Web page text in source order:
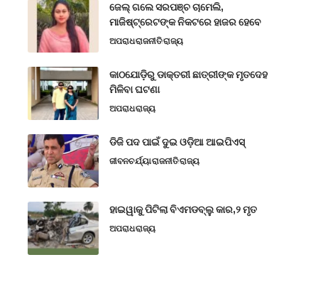
ଜେଲ୍ ଗଲେ ସରପଞ୍ଚ ଚାମେଲି,
ମାଜିଷ୍ଟ୍ରେଟଙ୍କ ନିକଟରେ ହାଜର ହେବେ
ଅପରାଧରାଜନୀତିରାଜ୍ୟ
କାଠଯୋଡ଼ିରୁ ଡାକ୍ତରୀ ଛାତ୍ରୀଙ୍କ ମୃତଦେହ
ମିଳିବା ଘଟଣା
ଅପରାଧରାଜ୍ୟ
ଡିଜି ପଦ ପାଇଁ ଦୁଇ ଓଡ଼ିଆ ଆଇପିଏସ୍
ଜୀବନଚର୍ଯ୍ୟାରାଜନୀତିରାଜ୍ୟ
ହାଇୱାକୁ ପିଟିଲା ବିଏମଡବ୍ଲୁ କାର,୨ ମୃତ
ଅପରାଧରାଜ୍ୟ